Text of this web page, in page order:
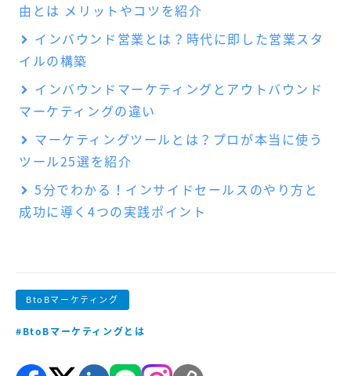
BtoBマーケティング
#BtoBマーケティングとは
由とは メリットやコツを紹介
インバウンド営業とは？時代に即した営業スタ
イルの構築
インバウンドマーケティングとアウトバウンド
マーケティングの違い
マーケティングツールとは？プロが本当に使う
ツール25選を紹介
5分でわかる！インサイドセールスのやり方と
成功に導く4つの実践ポイント